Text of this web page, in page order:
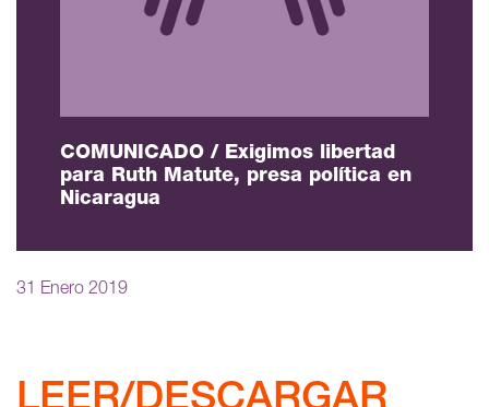
COMUNICADO / Exigimos libertad
para Ruth Matute, presa política en
Nicaragua
31 Enero 2019